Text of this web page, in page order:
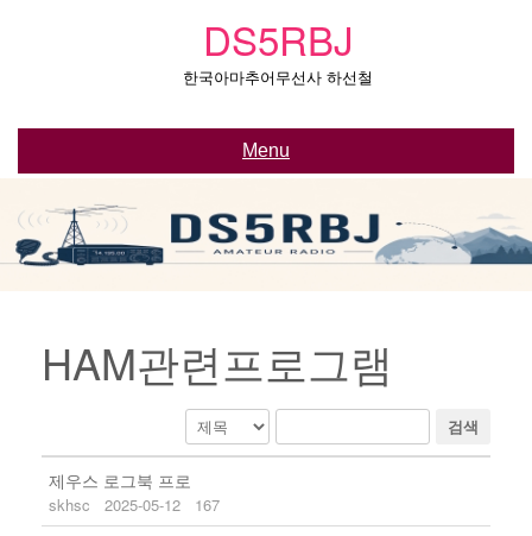
DS5RBJ
한국아마추어무선사 하선철
Menu
HAM관련프로그램
검색
제우스 로그북 프로
skhsc 2025-05-12 167